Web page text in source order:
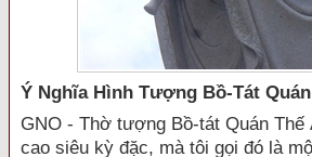
Ý Nghĩa Hình Tượng Bồ-Tát
GNO - Thờ tượng Bồ-tát Quán Thế
cao siêu kỳ đặc, mà tôi gọi đó là